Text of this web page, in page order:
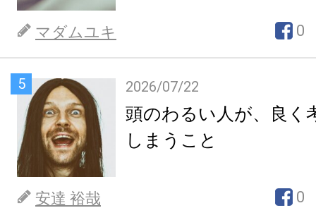
マダムユキ 0
5 2026/07/22
頭のわるい人が、良く
しまうこと
安達 裕哉 0